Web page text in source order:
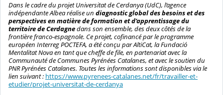
Dans le cadre du projet Universitat de Cerdanya (UdC), l’agence
indépendante Albea réalise un diagnostic global des besoins et des
perspectives en matière de formation et d’apprentissage du
territoire de Cerdagnedans son ensemble, des deux côtés de la
frontière franco-espagnole. Ce projet, cofinancé par le programme
européen Interreg POCTEFA, a été conçu par AltiCat, la Fundació
Mentalitat Nova en tant que cheffe de file, en partenariat avec la
Communauté de Communes Pyrénées Catalanes, et avec le soutien du
PNR Pyrénées Catalanes. Toutes les informations sont disponibles via le
lien suivant : https://www.pyrenees-catalanes.net/fr/travailler-et-
etudier/projet-universitat-de-cerdanya